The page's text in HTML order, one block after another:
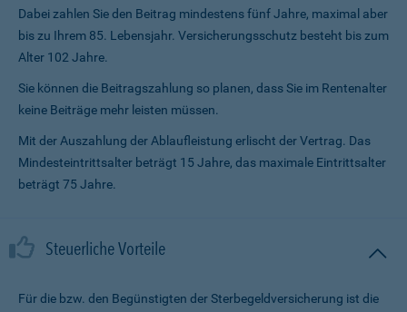
Dabei zahlen Sie den Beitrag mindestens fünf Jahre, maximal aber
bis zu Ihrem 85. Lebensjahr. Versicherungsschutz besteht bis zum
Alter 102 Jahre.
Sie können die Beitragszahlung so planen, dass Sie im Renten­alter
keine Beiträge mehr leisten müssen.
Mit der Auszahlung der Ablaufleistung erlischt der Vertrag. Das
Mindesteintrittsalter beträgt 15 Jahre, das maximale Eintrittsalter
beträgt 75 Jahre.
Steuerliche Vorteile
Für die bzw. den Begünstigten der Sterbegeldversicherung ist die